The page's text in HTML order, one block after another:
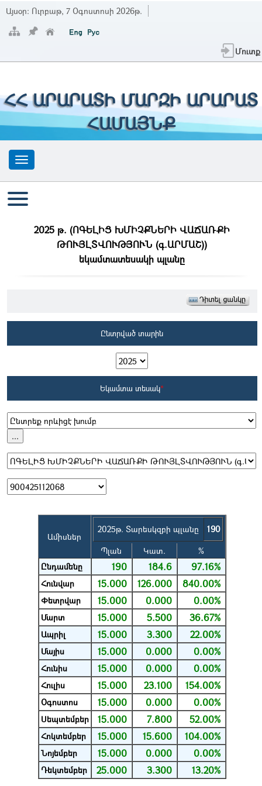
Այսօր: Ուրբաթ, 7 Օգոստոսի 2026թ.
Մուտք
ՀՀ ԱՐԱՐԱՏԻ ՄԱՐԶԻ ԱՐԱՐԱՏ
ՀԱՄԱՅՆՔ
2025 թ. (ՈԳԵԼԻՑ ԽՄԻՉՔՆԵՐԻ ՎԱՃԱՌՔԻ
ԹՈՒՅԼՏՎՈՒԹՅՈՒՆ (գ.ԱՐՄԱՇ))
եկամտատեսակի պլանը
Ընտրված տարին
Եկամտա տեսակ*
Ամիսներ
2025թ. Տարեսկզբի պլանը
190
Պլան
Կատ.
%
Ընդամենը
190 184.6 97.16%
Հունվար 15.000 126.000 840.00%
Փետրվար 15.000 0.000 0.00%
Մարտ 15.000 5.500 36.67%
Ապրիլ 15.000 3.300 22.00%
Մայիս 15.000 0.000 0.00%
Հունիս 15.000 0.000 0.00%
Հուլիս 15.000 23.100 154.00%
Օգոստոս 15.000 0.000 0.00%
Սեպտեմբեր 15.000 7.800 52.00%
Հոկտեմբեր 15.000 15.600 104.00%
Նոյեմբեր 15.000 0.000 0.00%
Դեկտեմբեր 25.000 3.300 13.20%